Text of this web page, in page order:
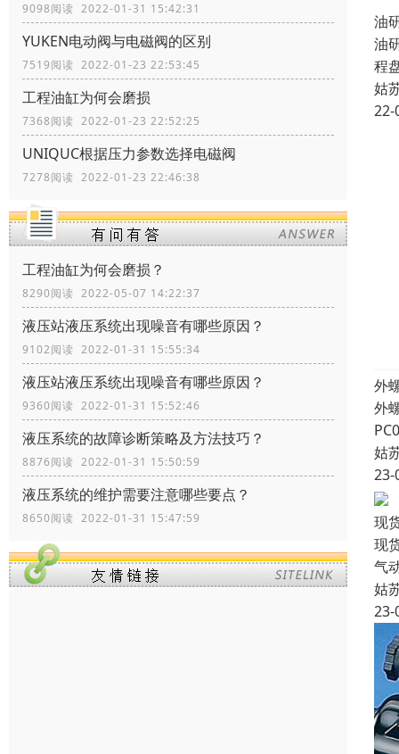
9098阅读 2022-01-31 15:42:31
YUKEN电动阀与电磁阀的区别
7519阅读 2022-01-23 22:53:45
工程油缸为何会磨损
7368阅读 2022-01-23 22:52:25
UNIQUC根据压力参数选择电磁阀
7278阅读 2022-01-23 22:46:38
工程油缸为何会磨损？
8290阅读 2022-05-07 14:22:37
液压站液压系统出现噪音有哪些原因？
9102阅读 2022-01-31 15:55:34
液压站液压系统出现噪音有哪些原因？
9360阅读 2022-01-31 15:52:46
液压系统的故障诊断策略及方法技巧？
8876阅读 2022-01-31 15:50:59
液压系统的维护需要注意哪些要点？
8650阅读 2022-01-31 15:47:59
油
油
程
姑
22-
外
外
姑
23-
现
现
气
姑
23-